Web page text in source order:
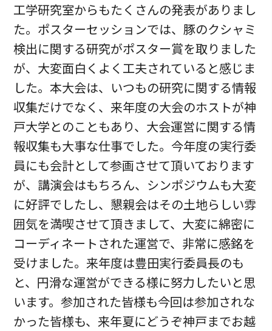
工学研究室からもたくさんの発表がありまし
た。ポスターセッションでは、豚のクシャミ
検出に関する研究がポスター賞を取りました
が、大変面白くよく工夫されていると感じま
した。本大会は、いつもの研究に関する情報
収集だけでなく、来年度の大会のホストが神
戸大学とのこともあり、大会運営に関する情
報収集も大事な仕事でした。今年度の実行委
員にも会計として参画させて頂いております
が、講演会はもちろん、シンポジウムも大変
に好評でしたし、懇親会はその土地らしい雰
囲気を満喫させて頂きまして、大変に綿密に
コーディネートされた運営で、非常に感銘を
受けました。来年度は豊田実行委員長のも
と、円滑な運営ができる様に努力したいと思
います。参加された皆様も今回は参加されな
かった皆様も、来年夏にどうぞ神戸までお越